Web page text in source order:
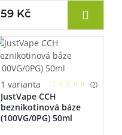
59 Kč
1 varianta (2)
JustVape CCH
beznikotinová báze
(100VG/0PG) 50ml